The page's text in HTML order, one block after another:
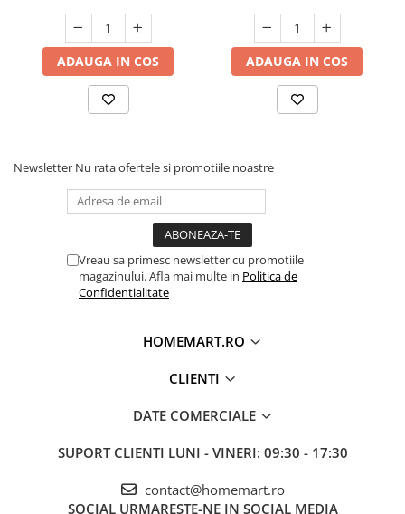
ADAUGA IN COS ADAUGA IN COS
Newsletter Nu rata ofertele si promotiile noastre
Vreau sa primesc newsletter cu promotiile
magazinului. Afla mai multe in Politica de
Confidentialitate
HOMEMART.RO
CLIENTI
DATE COMERCIALE
SUPORT CLIENTI LUNI - VINERI: 09:30 - 17:30
contact@homemart.ro
SOCIAL URMARESTE-NE IN SOCIAL MEDIA